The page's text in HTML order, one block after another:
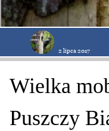
2 lipca 2017
Wielka
Puszczy